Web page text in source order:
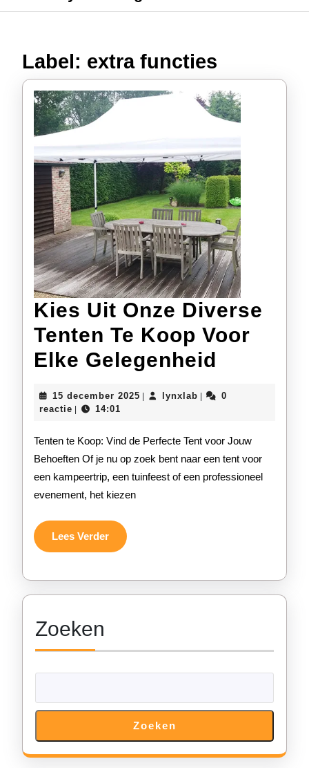
Label: extra functies
Kies Uit Onze Diverse
Tenten Te Koop Voor
Elke Gelegenheid
Diverse
Tenten
Te
15 december 2025 15
lynxlablynxlab
0
reactie
14:01
Tenten te Koop: Vind de Perfecte Tent voor Jouw
Behoeften Of je nu op zoek bent naar een tent voor
een kampeertrip, een tuinfeest of een professioneel
evenement, het kiezen
Lees VerderLees
Verder
Zoeken
Zoeken